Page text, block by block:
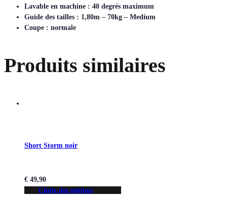
Lavable en machine : 40 degrés maximum
Guide des tailles : 1,80m – 70kg – Medium
Coupe : normale
Produits similaires
Short Storm noir
€ 49,90
Choix des options